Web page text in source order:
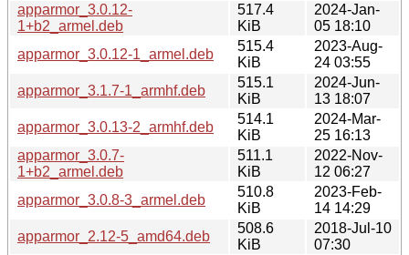
apparmor_3.0.12-
1+b2_armel.deb
517.4
KiB
2024-Jan-
05 18:10
apparmor_3.0.12-1_armel.deb
515.4
KiB
2023-Aug-
24 03:55
apparmor_3.1.7-1_armhf.deb
515.1
KiB
2024-Jun-
13 18:07
apparmor_3.0.13-2_armhf.deb
514.1
KiB
2024-Mar-
25 16:13
apparmor_3.0.7-
1+b2_armel.deb
511.1
KiB
2022-Nov-
12 06:27
apparmor_3.0.8-3_armel.deb
510.8
KiB
2023-Feb-
14 14:29
apparmor_2.12-5_amd64.deb
508.6
KiB
2018-Jul-10
07:30